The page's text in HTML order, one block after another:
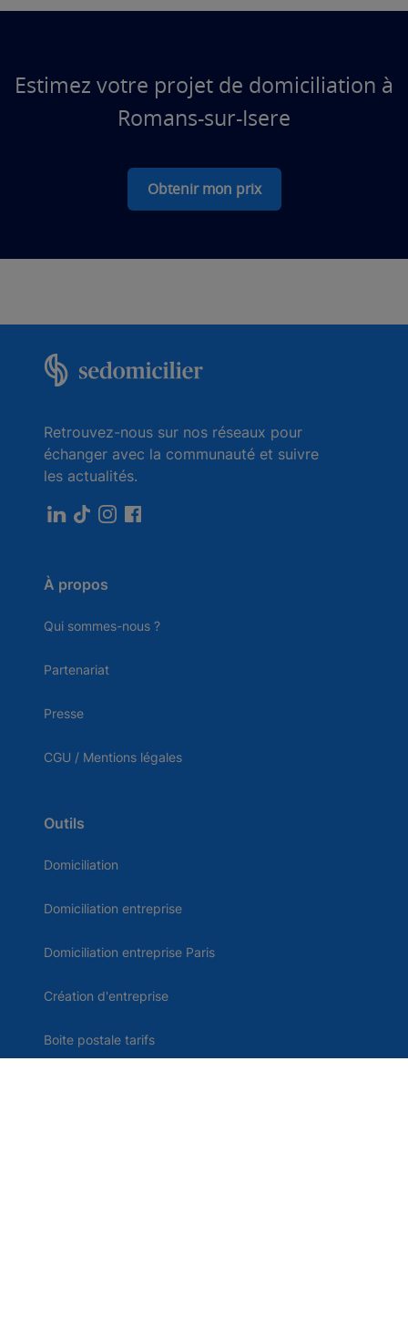
Estimez votre projet de domiciliation à
Romans-sur-Isere
Obtenir mon prix
Retrouvez-nous sur nos réseaux pour
échanger avec la communauté et suivre
les actualités.
À propos
Qui sommes-nous ?
Partenariat
Presse
CGU / Mentions légales
Outils
Domiciliation
Domiciliation entreprise
Domiciliation entreprise Paris
Création d'entreprise
Boite postale tarifs